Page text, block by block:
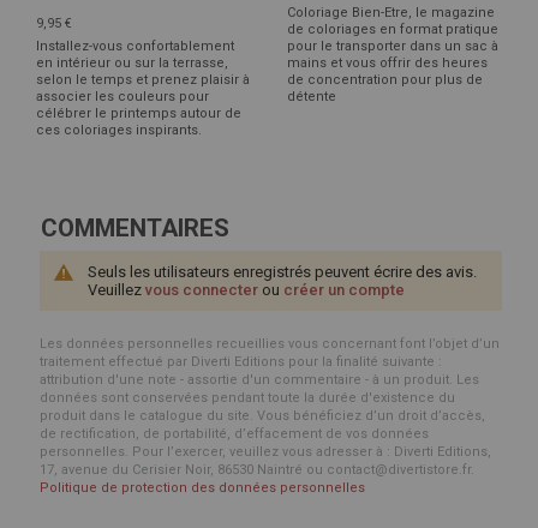
9,95 €
Installez-vous confortablement
en intérieur ou sur la terrasse,
selon le temps et prenez plaisir à
associer les couleurs pour
célébrer le printemps autour de
ces coloriages inspirants.
Coloriage Bien-Etre, le magazine
de coloriages en format pratique
pour le transporter dans un sac à
mains et vous offrir des heures
de concentration pour plus de
détente
COMMENTAIRES
Seuls les utilisateurs enregistrés peuvent écrire des avis.
Veuillez vous connecter ou créer un compte
Les données personnelles recueillies vous concernant font l’objet d’un
traitement effectué par Diverti Editions pour la finalité suivante :
attribution d'une note - assortie d'un commentaire - à un produit. Les
données sont conservées pendant toute la durée d'existence du
produit dans le catalogue du site. Vous bénéficiez d’un droit d’accès,
de rectification, de portabilité, d’effacement de vos données
personnelles. Pour l’exercer, veuillez vous adresser à : Diverti Editions,
17, avenue du Cerisier Noir, 86530 Naintré ou contact@divertistore.fr.
Politique de protection des données personnelles